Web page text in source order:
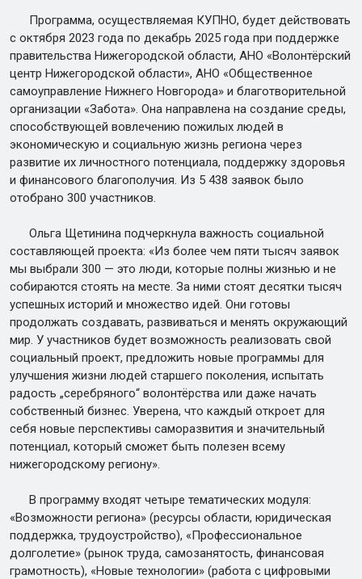
Программа, осуществляемая КУПНО, будет действовать
с октября 2023 года по декабрь 2025 года при поддержке
правительства Нижегородской области, АНО «Волонтёрский
центр Нижегородской области», АНО «Общественное
самоуправление Нижнего Новгорода» и благотворительной
организации «Забота». Она направлена на создание среды,
способствующей вовлечению пожилых людей в
экономическую и социальную жизнь региона через
развитие их личностного потенциала, поддержку здоровья
и финансового благополучия. Из 5 438 заявок было
отобрано 300 участников.
Ольга Щетинина подчеркнула важность социальной
составляющей проекта: «Из более чем пяти тысяч заявок
мы выбрали 300 — это люди, которые полны жизнью и не
собираются стоять на месте. За ними стоят десятки тысяч
успешных историй и множество идей. Они готовы
продолжать создавать, развиваться и менять окружающий
мир. У участников будет возможность реализовать свой
социальный проект, предложить новые программы для
улучшения жизни людей старшего поколения, испытать
радость „серебряного“ волонтёрства или даже начать
собственный бизнес. Уверена, что каждый откроет для
себя новые перспективы саморазвития и значительный
потенциал, который сможет быть полезен всему
нижегородскому региону».
В программу входят четыре тематических модуля:
«Возможности региона» (ресурсы области, юридическая
поддержка, трудоустройство), «Профессиональное
долголетие» (рынок труда, самозанятость, финансовая
грамотность), «Новые технологии» (работа с цифровыми